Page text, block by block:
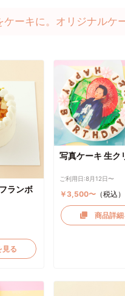
ケーキに。オリジナルケ
ランボ
る
写真ケーキ 生ク
ご利用日:8月12日〜
￥3,500〜 （税込）
商品詳細